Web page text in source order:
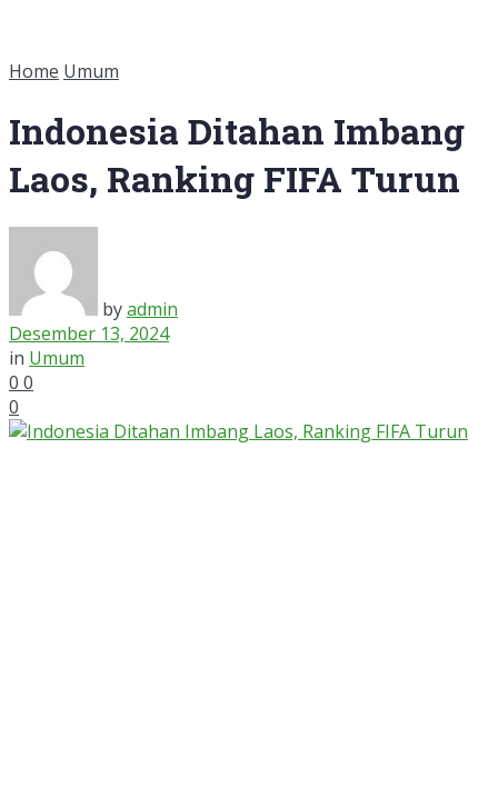
Home Umum
Indonesia Ditahan Imbang
Laos, Ranking FIFA Turun
byadmin
Desember 13, 2024
in Umum
0 0
0